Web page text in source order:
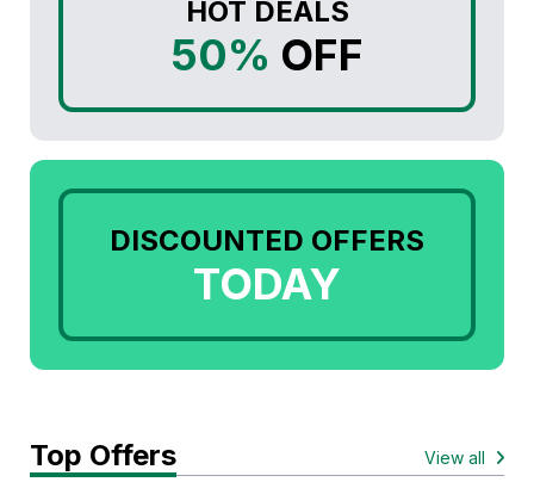
HOT DEALS
50% OFF
DISCOUNTED OFFERS
TODAY
Top Offers View all